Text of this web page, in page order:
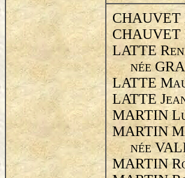
CHAUVET
CHAUVET
LATTE R
NÉE
LATTE M
LATTE J
MARTIN L
MARTIN M
NÉE
MARTIN R